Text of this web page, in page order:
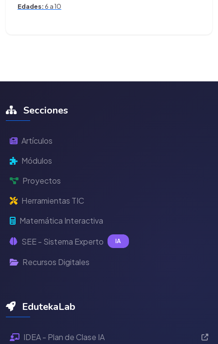
Edades: 6 a 10
Secciones
Artículos
Módulos
Proyectos
Herramientas TIC
Matemática Interactiva
SEE - Sistema Experto IA
Recursos Digitales
EdutekaLab
IDEA - Plan de Clase IA